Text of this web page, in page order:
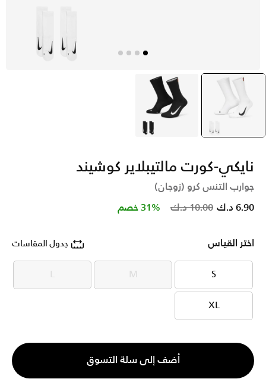
selected
أبيض أسود
نايكي-كورت مالتيبلاير كوشيند
جوارب التنس كرو (زوجان)
Price reduced from
10.00 د.ك to 6.90 د.ك 31% خصم
اختر القياس جدول المقاسات
S
S
M
M
L
L
XL
XL
الكمية
1
أضف إلى سلة التسوق